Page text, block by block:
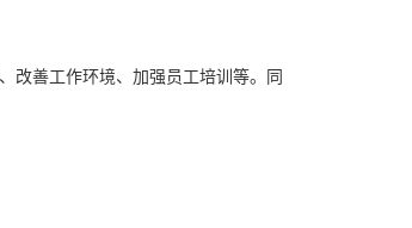
改善工作环境、加强员工培训等。同